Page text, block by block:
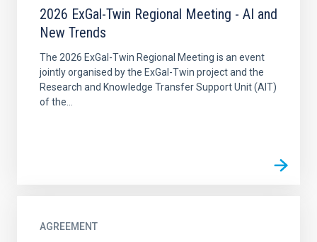
2026 ExGal-Twin Regional Meeting - AI and
New Trends
The 2026 ExGal-Twin Regional Meeting is an event
jointly organised by the ExGal-Twin project and the
Research and Knowledge Transfer Support Unit (AIT)
of the...
AGREEMENT